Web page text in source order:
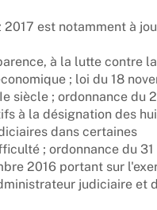
est notamment à
à la lutte contre la
; loi du 18
siècle ; ordonnance du
à la désignation des
dans certaines
; ordonnance du 31
2016 portant sur
judiciaire et